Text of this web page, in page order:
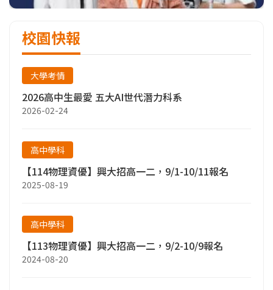
校園快報
大學考情
2026高中生最愛 五大AI世代潛力科系
2026-02-24
高中學科
【114物理資優】興大招高一二，9/1-10/11報名
2025-08-19
高中學科
【113物理資優】興大招高一二，9/2-10/9報名
2024-08-20